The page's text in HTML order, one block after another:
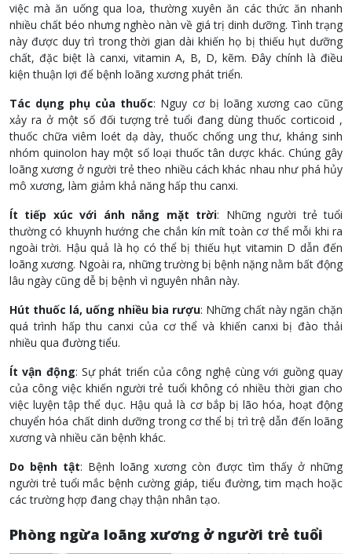
việc mà ăn uống qua loa, thường xuyên ăn các thức ăn nhanh
nhiều chất béo nhưng nghèo nàn về giá trị dinh dưỡng. Tình trạng
này được duy trì trong thời gian dài khiến họ bị thiếu hụt dưỡng
chất, đặc biệt là canxi, vitamin A, B, D, kẽm. Đây chính là điều
kiện thuận lợi để bệnh loãng xương phát triển.
Tác dụng phụ của thuốc: Nguy cơ bị loãng xương cao cũng
xảy ra ở một số đối tượng trẻ tuổi đang dùng thuốc corticoid ,
thuốc chữa viêm loét dạ dày, thuốc chống ung thư, kháng sinh
nhóm quinolon hay một số loại thuốc tân dược khác. Chúng gây
loãng xương ở người trẻ theo nhiều cách khác nhau như phá hủy
mô xương, làm giảm khả năng hấp thu canxi.
Ít tiếp xúc với ánh nắng mặt trời: Những người trẻ tuổi
thường có khuynh hướng che chắn kín mít toàn cơ thể mỗi khi ra
ngoài trời. Hậu quả là họ có thể bị thiếu hụt vitamin D dẫn đến
loãng xương. Ngoài ra, những trường bị bệnh nặng nằm bất động
lâu ngày cũng dễ bị bệnh vì nguyên nhân này.
Hút thuốc lá, uống nhiều bia rượu: Những chất này ngăn chặn
quá trình hấp thu canxi của cơ thể và khiến canxi bị đào thải
nhiều qua đường tiểu.
Ít vận động: Sự phát triển của công nghệ cùng với guồng quay
của công việc khiến người trẻ tuổi không có nhiều thời gian cho
việc luyện tập thể dục. Hậu quả là cơ bắp bị lão hóa, hoạt động
chuyển hóa chất dinh dưỡng trong cơ thể bị trì trệ dẫn đến loãng
xương và nhiều căn bệnh khác.
Do bệnh tật: Bệnh loãng xương còn được tìm thấy ở những
người trẻ tuổi mắc bệnh cường giáp, tiểu đường, tim mạch hoặc
các trường hợp đang chạy thận nhân tạo.
Phòng ngừa loãng xương ở người trẻ tuổi